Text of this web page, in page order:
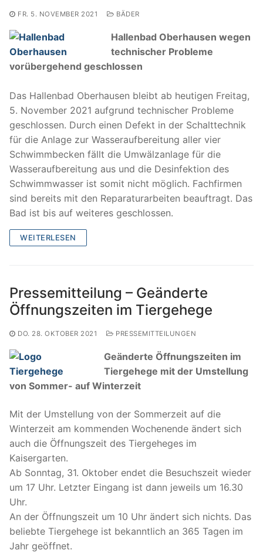
FR. 5. NOVEMBER 2021 BÄDER
Hallenbad Oberhausen wegen
technischer Probleme
vorübergehend geschlossen
Das Hallenbad Oberhausen bleibt ab heutigen Freitag,
5. November 2021 aufgrund technischer Probleme
geschlossen. Durch einen Defekt in der Schalttechnik
für die Anlage zur Wasseraufbereitung aller vier
Schwimmbecken fällt die Umwälzanlage für die
Wasseraufbereitung aus und die Desinfektion des
Schwimmwasser ist somit nicht möglich. Fachfirmen
sind bereits mit den Reparaturarbeiten beauftragt. Das
Bad ist bis auf weiteres geschlossen.
WEITERLESEN
Pressemitteilung – Geänderte
Öffnungszeiten im Tiergehege
DO. 28. OKTOBER 2021 PRESSEMITTEILUNGEN
Geänderte Öffnungszeiten im
Tiergehege mit der Umstellung
von Sommer- auf Winterzeit
Mit der Umstellung von der Sommerzeit auf die
Winterzeit am kommenden Wochenende ändert sich
auch die Öffnungszeit des Tiergeheges im
Kaisergarten.
Ab Sonntag, 31. Oktober endet die Besuchszeit wieder
um 17 Uhr. Letzter Eingang ist dann jeweils um 16.30
Uhr.
An der Öffnungszeit um 10 Uhr ändert sich nichts. Das
beliebte Tiergehege ist bekanntlich an 365 Tagen im
Jahr geöffnet.